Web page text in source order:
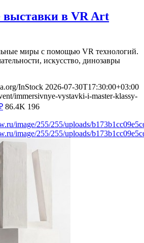
в VR Art
миры с помощью VR технологий.
искусство, динозавры
InStock 2026-07-30T17:30:00+03:00
immersivnye-vystavki-i-master-klassy-
86.4K 196
image/255/255/uploads/
image/255/255/uploads/